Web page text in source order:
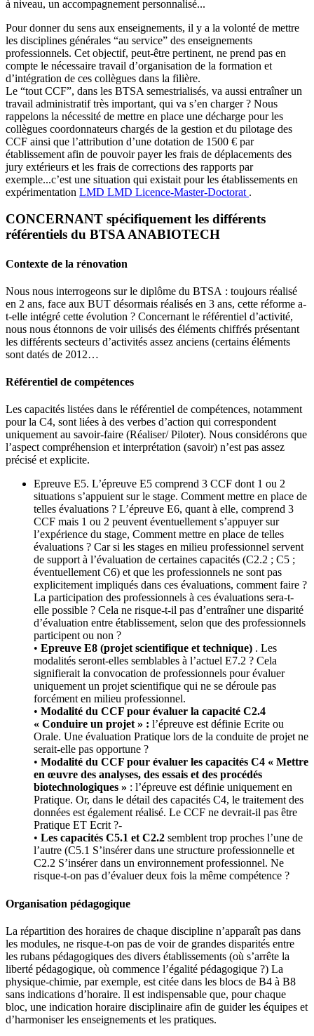
à niveau, un accompagnement personnalisé...
Pour donner du sens aux enseignements, il y a la volonté de mettre
les disciplines générales “au service” des enseignements
professionnels. Cet objectif, peut-être pertinent, ne prend pas en
compte le nécessaire travail d’organisation de la formation et
d’intégration de ces collègues dans la filière.
Le “tout CCF”, dans les BTSA semestrialisés, va aussi entraîner un
travail administratif très important, qui va s’en charger ? Nous
rappelons la nécessité de mettre en place une décharge pour les
collègues coordonnateurs chargés de la gestion et du pilotage des
CCF ainsi que l’attribution d’une dotation de 1500 € par
établissement afin de pouvoir payer les frais de déplacements des
jury extérieurs et les frais de corrections des rapports par
exemple...c’est une situation qui existait pour les établissements en
expérimentation LMD LMD Licence-Master-Doctorat .
CONCERNANT spécifiquement les différents
référentiels du BTSA ANABIOTECH
Contexte de la rénovation
Nous nous interrogeons sur le diplôme du BTSA : toujours réalisé
en 2 ans, face aux BUT désormais réalisés en 3 ans, cette réforme a-
t-elle intégré cette évolution ? Concernant le référentiel d’activité,
nous nous étonnons de voir uilisés des éléments chiffrés présentant
les différents secteurs d’activités assez anciens (certains éléments
sont datés de 2012…
Référentiel de compétences
Les capacités listées dans le référentiel de compétences, notamment
pour la C4, sont liées à des verbes d’action qui correspondent
uniquement au savoir-faire (Réaliser/ Piloter). Nous considérons que
l’aspect compréhension et interprétation (savoir) n’est pas assez
précisé et explicite.
Epreuve E5. L’épreuve E5 comprend 3 CCF dont 1 ou 2
situations s’appuient sur le stage. Comment mettre en place de
telles évaluations ? L’épreuve E6, quant à elle, comprend 3
CCF mais 1 ou 2 peuvent éventuellement s’appuyer sur
l’expérience du stage, Comment mettre en place de telles
évaluations ? Car si les stages en milieu professionnel servent
de support à l’évaluation de certaines capacités (C2.2 ; C5 ;
éventuellement C6) et que les professionnels ne sont pas
explicitement impliqués dans ces évaluations, comment faire ?
La participation des professionnels à ces évaluations sera-t-
elle possible ? Cela ne risque-t-il pas d’entraîner une disparité
d’évaluation entre établissement, selon que des professionnels
participent ou non ?
• Epreuve E8 (projet scientifique et technique) . Les
modalités seront-elles semblables à l’actuel E7.2 ? Cela
signifierait la convocation de professionnels pour évaluer
uniquement un projet scientifique qui ne se déroule pas
forcément en milieu professionnel.
• Modalité du CCF pour évaluer la capacité C2.4
« Conduire un projet » : l’épreuve est définie Ecrite ou
Orale. Une évaluation Pratique lors de la conduite de projet ne
serait-elle pas opportune ?
• Modalité du CCF pour évaluer les capacités C4 « Mettre
en œuvre des analyses, des essais et des procédés
biotechnologiques » : l’épreuve est définie uniquement en
Pratique. Or, dans le détail des capacités C4, le traitement des
données est également réalisé. Le CCF ne devrait-il pas être
Pratique ET Ecrit ?-
• Les capacités C5.1 et C2.2 semblent trop proches l’une de
l’autre (C5.1 S’insérer dans une structure professionnelle et
C2.2 S’insérer dans un environnement professionnel. Ne
risque-t-on pas d’évaluer deux fois la même compétence ?
Organisation pédagogique
La répartition des horaires de chaque discipline n’apparaît pas dans
les modules, ne risque-t-on pas de voir de grandes disparités entre
les rubans pédagogiques des divers établissements (où s’arrête la
liberté pédagogique, où commence l’égalité pédagogique ?) La
physique-chimie, par exemple, est citée dans les blocs de B4 à B8
sans indications d’horaire. Il est indispensable que, pour chaque
bloc, une indication horaire disciplinaire afin de guider les équipes et
d’harmoniser les enseignements et les pratiques.